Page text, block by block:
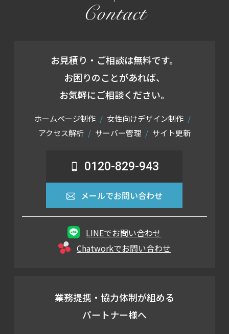
Contact
お見積り・ご相談は無料です。
お困りのことがあれば、
お気軽にご相談ください。
ホームページ制作
女性向けデザイン制作
アクセス解析
サーバー管理 サイト更新
0120-829-943
メールでお問い合わせ
LINEでお問い合わせ
Chatworkでお問い合わせ
業務提携・協力体制が組める
パートナー様へ